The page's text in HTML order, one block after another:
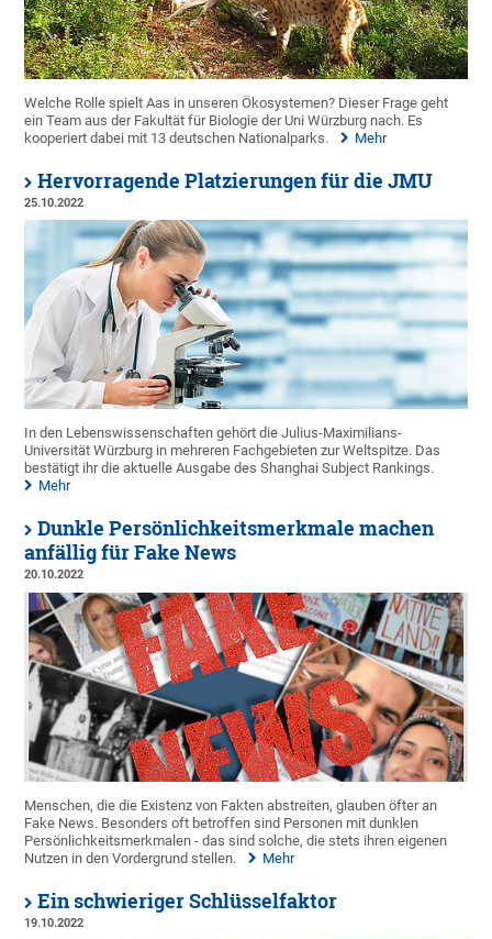
Welche Rolle spielt Aas in unseren Ökosystemen? Dieser Frage geht
ein Team aus der Fakultät für Biologie der Uni Würzburg nach. Es
kooperiert dabei mit 13 deutschen Nationalparks.
Mehr
Hervorragende Platzierungen für die JMU
25.10.2022
In den Lebenswissenschaften gehört die Julius-Maximilians-
Universität Würzburg in mehreren Fachgebieten zur Weltspitze. Das
bestätigt ihr die aktuelle Ausgabe des Shanghai Subject Rankings.
Mehr
Dunkle Persönlichkeitsmerkmale machen
anfällig für Fake News
20.10.2022
Menschen, die die Existenz von Fakten abstreiten, glauben öfter an
Fake News. Besonders oft betroffen sind Personen mit dunklen
Persönlichkeitsmerkmalen - das sind solche, die stets ihren eigenen
Nutzen in den Vordergrund stellen.
Mehr
Ein schwieriger Schlüsselfaktor
19.10.2022